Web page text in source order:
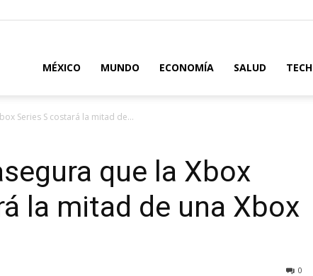
MÉXICO MUNDO ECONOMÍA SALUD TECH
Series S costará la mitad de...
que la Xbox
la mitad de una Xbox
0